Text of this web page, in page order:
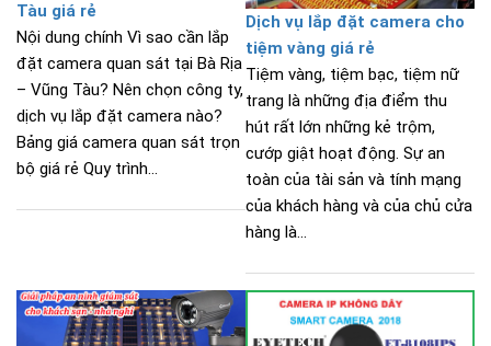
Tàu giá rẻ
Nội dung chính Vì sao cần lắp
đặt camera quan sát tại Bà Rịa
– Vũng Tàu? Nên chọn công ty,
dịch vụ lắp đặt camera nào?
Bảng giá camera quan sát trọn
bộ giá rẻ Quy trình...
Dịch vụ lắp đặt camera cho
tiệm vàng giá rẻ
Tiệm vàng, tiệm bạc, tiệm nữ
trang là những địa điểm thu
hút rất lớn những kẻ trộm,
cướp giật hoạt động. Sự an
toàn của tài sản và tính mạng
của khách hàng và của chủ cửa
hàng là...